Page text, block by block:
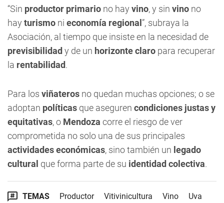
“Sin productor primario no hay vino, y sin vino no
hay turismo ni economía regional ”, subraya la
Asociación, al tiempo que insiste en la necesidad de
previsibilidad y de un horizonte claro para recuperar
la rentabilidad.
Para los viñateros no quedan muchas opciones; o se
adoptan políticas que aseguren condiciones justas y
equitativas, o Mendoza corre el riesgo de ver
comprometida no solo una de sus principales
actividades económicas, sino también un legado
cultural que forma parte de su identidad colectiva.
TEMAS Productor Vitivinicultura Vino Uva